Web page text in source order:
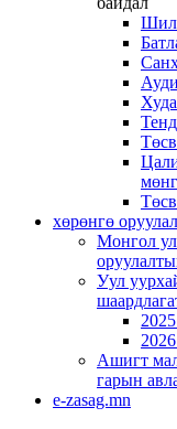
хөрөнгө
Монгол
Уул
Ашигт
гарын
e-zasag.mn